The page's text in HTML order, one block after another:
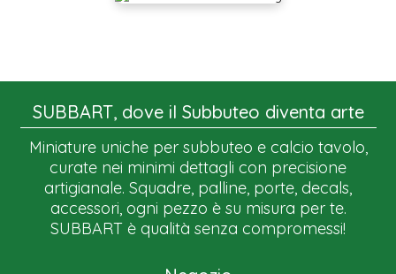
SUBBART, dove il Subbuteo diventa arte
Miniature uniche per subbuteo e calcio tavolo,
curate nei minimi dettagli con precisione
artigianale. Squadre, palline, porte, decals,
accessori, ogni pezzo è su misura per te.
SUBBART è qualità senza compromessi!